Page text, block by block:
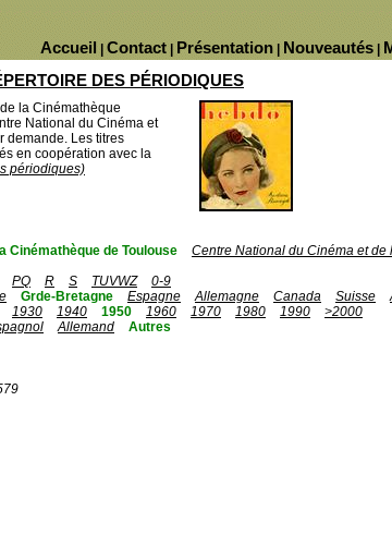
Nouveautés
Présentation
Contact
Accueil
DES PÉRIODIQUES
la Cinémathèque
National du Cinéma et
demande. Les titres
en coopération avec la
périodiques)
Cinémathèque de Toulouse
Centre National du Cinéma et de
PQ R S TUVWZ
0-9
Grde-Bretagne Espagne Allemagne Canada Suisse
1930 1940 1950 1960 1970 1980 1990
>2000
Allemand
Autres